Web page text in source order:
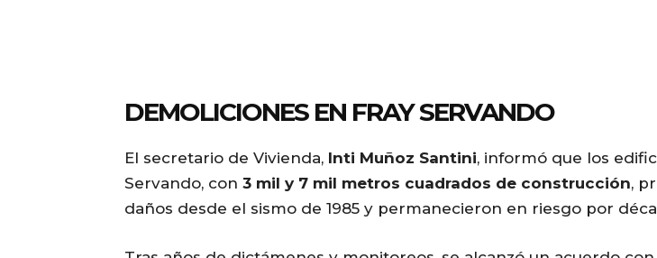
DEMOLICIONES EN FRAY SERVANDO
El secretario de Vivienda, Inti Muñoz Santini, informó que los
Servando, con 3 mil y 7 mil metros cuadrados de construcción,
daños desde el sismo de 1985 y permanecieron en riesgo por